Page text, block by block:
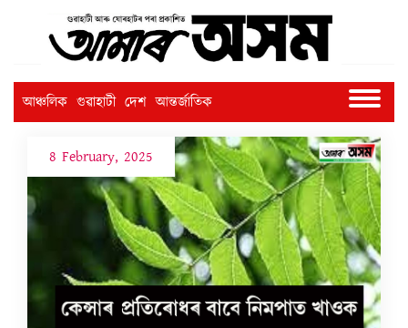
আঞ্চলিক গুৱাহাটী দেশ আন্তৰ্জাতিক
8 February, 2025